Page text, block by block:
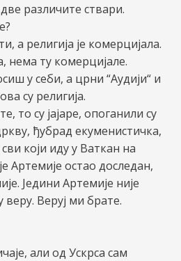
различите ствари.
а религија је комерцијала.
нема ту комерцијале.
у себи, а црни “Аудији“ и
су религија.
то су јајаре, опоганили су
ђубрад екуменистичка,
који иду у Ваткан на
Артемије остао доследан,
Једини Артемије није
Веруј ми брате.
али од Ускрса сам